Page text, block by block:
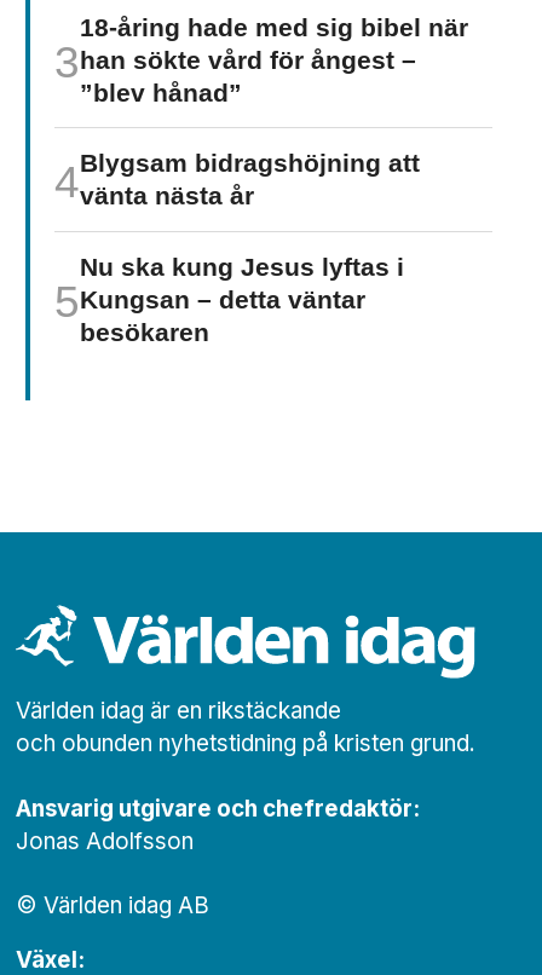
18-åring hade med sig bibel när
han sökte vård för ångest –
”blev hånad”
Blygsam bidrags­höjning att
vänta nästa år
Nu ska kung Jesus lyftas i
Kungsan – detta väntar
besökaren
Världen idag är en rikstäckande
och obunden nyhets­­­tidning på kristen grund.
Ansvarig utgivare och chef­redaktör:
Jonas Adolfsson
© Världen idag AB
Växel: